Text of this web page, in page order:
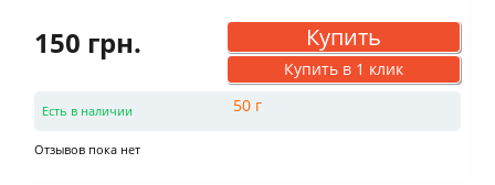
150 грн. Купить
Купить в 1 клик
Есть в наличии
Отзывов пока нет